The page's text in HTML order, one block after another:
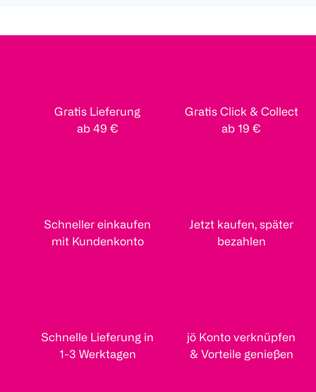
Gratis Lieferung
ab 49 €
Gratis Click & Collect
ab 19 €
Schneller einkaufen
mit Kundenkonto
Jetzt kaufen, später
bezahlen
Schnelle Lieferung in
1-3 Werktagen
jö Konto verknüpfen
& Vorteile genießen